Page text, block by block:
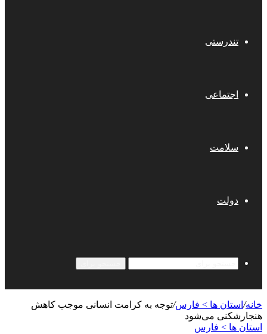
تندرستی
اجتماعی
سلامت
دولت
خانه/ استان ها > فارس/توجه به کرامت انسانی موجب کاهش
هنجارشکنی می‌شود
استان ها > فارس